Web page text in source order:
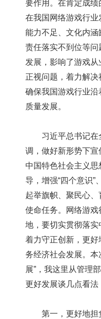
要作用。在肯定成绩
在我国网络游戏行业
能力不足、文化内
责任落实不到位等
发展，影响了游戏
正视问题，着力解决
确保我国游戏行业
质量发展。
习近平总书记在
调，做好新形势下
中国特色社会主义
导，增强“四个意识”
起举旗帜、聚民心
使命任务。网络游
地，要切实贯彻落
着力守正创新，更
务经济社会发展。本
展”，我这里从管理
更好发展谈几点看法
第一，更好地担